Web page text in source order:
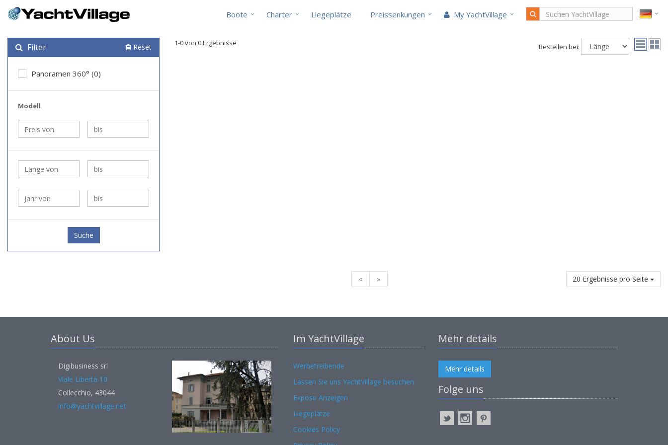
Boote Charter Liegeplätze Preissenkungen My YachtVillage
Filter Reset
Panoramen 360° (0)
Modell
Suche
1-0 von 0 Ergebnisse Bestellen bei:
« » 20 Ergebnisse pro Seite
About Us
Digibusiness srl
Viale Libertà 10
Collecchio, 43044
info@yachtvillage.net
Im YachtVillage
Werbetreibende
Lassen Sie uns YachtVillage besuchen
Expose Anzeigen
Liegeplätze
Cookies Policy
Mehr details
Mehr details
Folge uns